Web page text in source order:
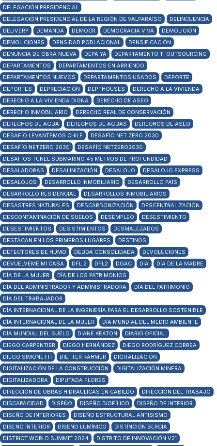
DELEGACIÓN PRESIDENCIAL
DELEGACIÓN PRESIDENCIAL DE LA REGIÓN DE VALPARAÍSO
DELINCUENCIA
DELIVERY
DEMANDA DEMOCR DEMOCRACIA VIVA
DEMOLICIÓN
DEMOLICIONES
DENSIDAD POBLACIONAL
DENSIFICACIÓN
DENUNCIA DE OBRA NUEVA
DEPA YA
DEPARTAMENTO TI OUTSOURCING
DEPARTAMENTOS
DEPARTAMENTOS EN ARRIENDO
DEPARTAMENTOS NUEVOS
DEPARTAMENTOS USADOS
DEPORTE
DEPORTES
DEPRECIACIÓN DEPTHOUSES
DERECHO A LA VIVIENDA
DERECHO A LA VIVIENDA DIGNA
DERECHO DE ASEO
DERECHO INMOBILIARIO
DERECHO REAL DE CONSERVACIÓN
DERECHOS DE AGUA
DERECHOS DE AGUAS
DERECHOS DE ASEO
DESAFÍO LEVANTEMOS CHILE
DESAFÍO NET ZERO 2030
DESAFÍO NETZERO 2030
DESAFÍO NETZERO2030
DESAFÍOS TÚNEL SUBMARINO 45 METROS DE PROFUNDIDAD
DESALADORAS
DESALINIZACIÓN DESALOJO
DESALOJO EXPRESS
DESALOJOS
DESARROLLO INMOBILIARIO
DESARROLLO PAÍS
DESARROLLO RESIDENCIAL
DESARROLLOS INMOBILIARIOS
DESASTRES NATURALES
DESCARBONIZACIÓN
DESCENTRALIZACIÓN
DESCONTAMINACIÓN DE SUELOS
DESEMPLEO
DESESTIMIENTO
DESESTIMIENTOS
DESISTIMIENTOS
DESMALEZADOS
DESTACAN EN LOS PRIMEROS LUGARES
DESTINOS
DETECTORES DE HUMO
DEUDA CONSOLIDADA
DEVOLUCIONES
DEVUELVEME MI CASA
DFL 2 DFL2 DGAC DIA
DÍA DE LA MADRE
DÍA DE LA MUJER
DÍA DE LOS PATRIMONIOS
DÍA DEL ADMINISTRADOR Y ADMINISTRADORA
DÍA DEL PATRIMONIO
DÍA DEL TRABAJADOR
DÍA INTERNACIONAL DE LA INGENIERÍA PARA EL DESARROLLO SOSTENIBLE
DÍA INTERNACIONAL DE LA MUJER
DÍA MUNDIAL DEL MEDIO AMBIENTE
DÍA MUNDIAL DEL SUELO
DIANE KEATON
DIARIO OFICIAL
DIEGO CARPENTIER
DIEGO HERNÁNDEZ
DIEGO RODRÍGUEZ CORREA
DIEGO SIMONETTI
DIETTER RAHMER
DIGITALIZACIÓN
DIGITALIZACIÓN DE LA CONSTRUCCIÓN
DIGITALIZACIÓN MINERA
DIGITALIZADORA
DIPUTADA FLORES
DIRECCIÓN DE OBRAS HIDRÁULICAS EN CABILDO
DIRECCIÓN DEL TRABAJO
DISCAPACIDAD
DISEÑO DISEÑO BIOFÍLICO
DISEÑO DE INTERIOR
DISEÑO DE INTERIORES
DISEÑO ESTRUCTURAL ANTISISMO
DISEÑO INTERIOR
DISEÑO LUMÍNICO
DISTINCIÓN BERCIA
DISTRICT WORLD SUMMIT 2024
DISTRITO DE INNOVACIÓN V21